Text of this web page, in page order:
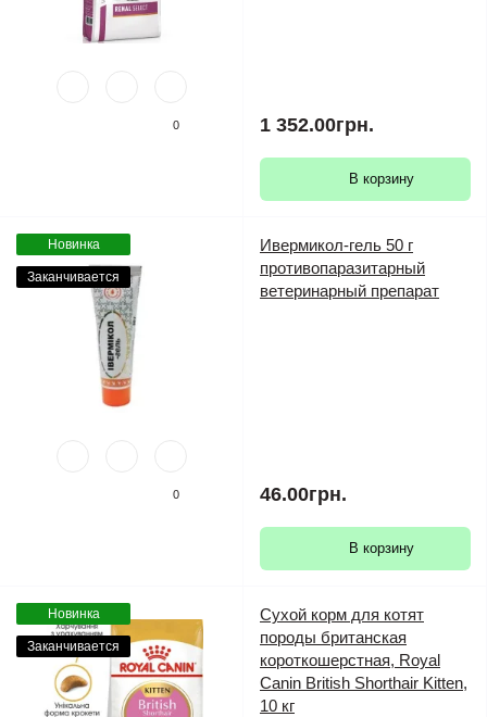
0 1 352.00грн.
В корзину
Новинка
Заканчивается
0
Ивермикол-гель 50 г
противопаразитарный
ветеринарный препарат
46.00грн.
В корзину
Новинка
Заканчивается
Сухой корм для котят
породы британская
короткошерстная, Royal
Canin British Shorthair Kitten,
10 кг